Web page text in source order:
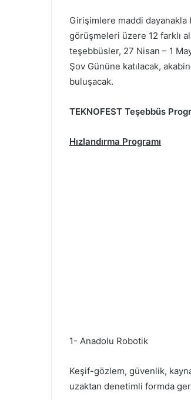
Girişimlere maddi
görüşmeleri üzere 12 farklı
teşebbüsler, 27 Nisan – 1
Şov Gününe katılacak,
buluşacak.
TEKNOFEST Teşebbüs
Hızlandırma Programı
1- Anadolu Robotik
Keşif-gözlem, güvenlik,
uzaktan denetimli formda